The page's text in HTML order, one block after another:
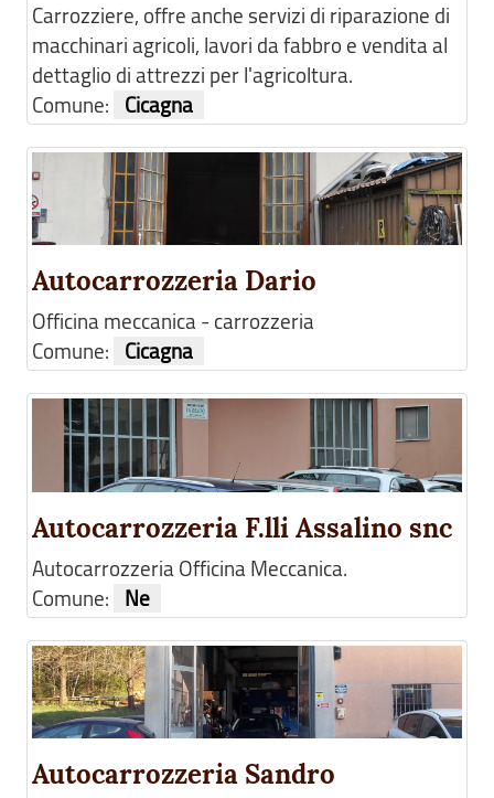
Carrozziere, offre anche servizi di riparazione di
macchinari agricoli, lavori da fabbro e vendita al
dettaglio di attrezzi per l'agricoltura.
Comune:
Cicagna
Autocarrozzeria Dario
Officina meccanica - carrozzeria
Comune:
Cicagna
Autocarrozzeria F.lli Assalino snc
Autocarrozzeria Officina Meccanica.
Comune:
Ne
Autocarrozzeria Sandro